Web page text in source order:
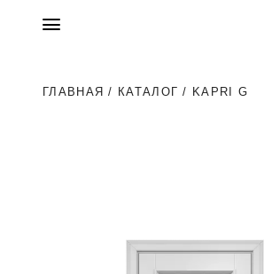
ГЛАВНАЯ / КАТАЛОГ / KAPRI G